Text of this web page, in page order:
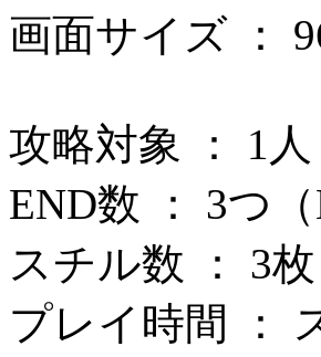
画面サイズ ：
攻略対象 ： 1人
END数 ： 3つ
スチル数 ： 3
プレイ時間 ：